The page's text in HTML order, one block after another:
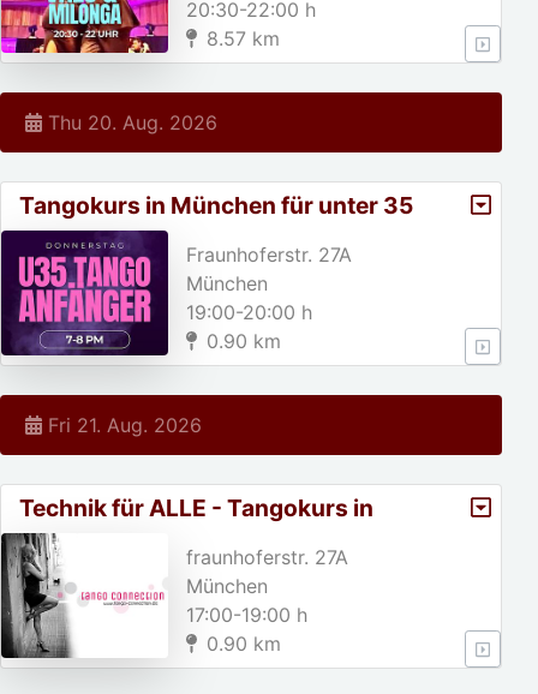
20:30-22:00 h
8.57 km
Thu 20. Aug. 2026
Tangokurs in München für unter 35
jährige!
Fraunhoferstr. 27A
München
19:00-20:00 h
0.90 km
Fri 21. Aug. 2026
Technik für ALLE - Tangokurs in
München
fraunhoferstr. 27A
München
17:00-19:00 h
0.90 km